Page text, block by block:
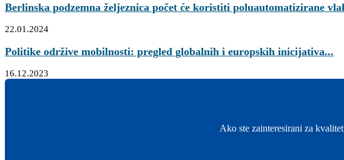
Berlinska podzemna željeznica počet će koristiti poluautomatizirane
22.01.2024
Politike održive mobilnosti: pregled globalnih i europskih inicijativa...
16.12.2023
Ako ste zainteresirani za